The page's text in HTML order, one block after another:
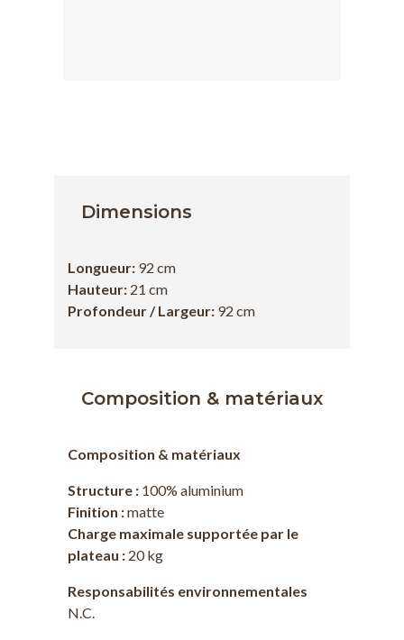
Dimensions
Longueur: 92 cm
Hauteur: 21 cm
Profondeur / Largeur: 92 cm
Composition & matériaux
Composition & matériaux
Structure :100% aluminium
Finition :matte
Charge maximale supportée par le
plateau :20 kg
Responsabilités environnementales
N.C.